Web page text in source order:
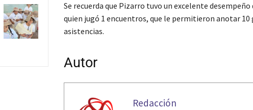
Se recuerda que Pizarro tuvo un excelente
quien jugó 1 encuentros, que le permitieron anotar 10
asistencias.
Autor
Redacción